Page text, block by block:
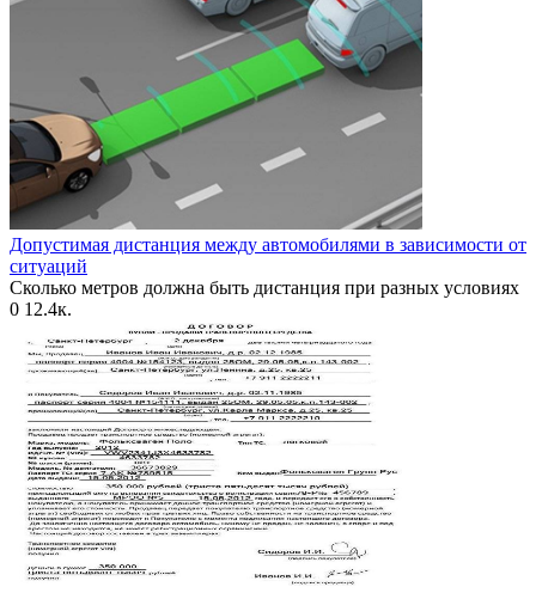
Допустимая дистанция между автомобилями в зависимости от
ситуаций
Сколько метров должна быть дистанция при разных условиях
0 12.4к.